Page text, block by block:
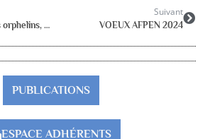
WEBINAIRE : Élèves orphelins, quelles perspectives d’accompagnement. Rôle et place pour le psychologue de l’Éducation Nationale
Suivant
VOEUX AFPEN 2024
PUBLICATIONS
ESPACE ADHÉRENTS